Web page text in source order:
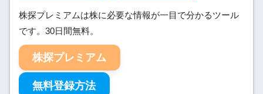
株探プレミアムは株に必要な情報が一目で分かるツール
です。30日間無料。
株探プレミアム
無料登録方法